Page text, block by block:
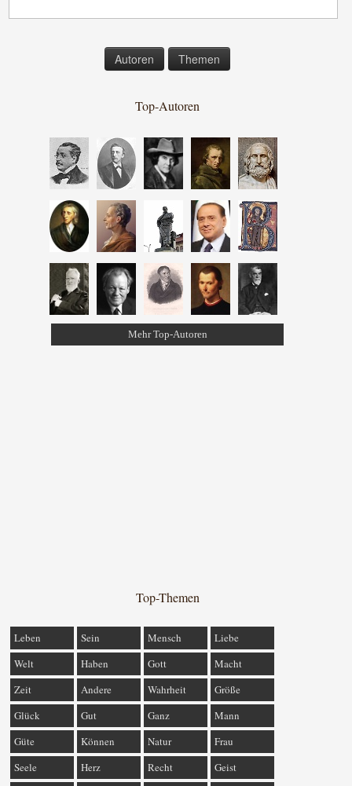
Autoren Themen
Top-Autoren
Mehr Top-Autoren
Top-Themen
Leben Sein Mensch
Liebe
Welt
Haben Gott
Macht
Zeit
Andere Wahrheit
Größe
Glück
Gut Ganz
Mann
Güte
Können Natur
Frau
Seele
Herz Recht Geist